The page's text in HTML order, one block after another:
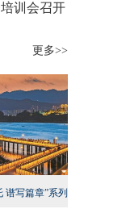
训会召开
更多>>
谱写篇章”系列